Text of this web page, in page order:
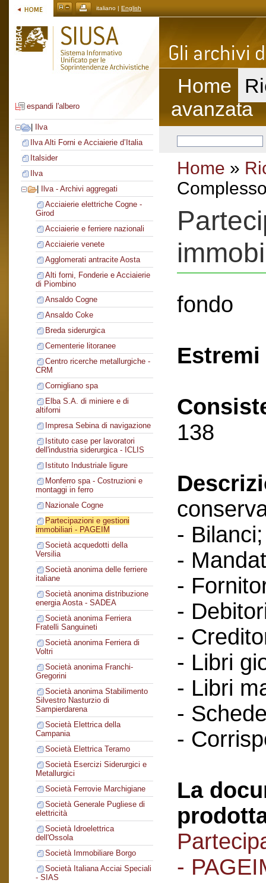
italiano | English
espandi l'albero
Ilva
Ilva Alti Forni e Acciaierie d’Italia
Italsider
Ilva
Ilva - Archivi aggregati
Acciaierie elettriche Cogne -
Girod
Acciaierie e ferriere nazionali
Acciaierie venete
Agglomerati antracite Aosta
Alti forni, Fonderie e Acciaierie
di Piombino
Ansaldo Cogne
Ansaldo Coke
Breda siderurgica
Cementerie litoranee
Centro ricerche metallurgiche -
CRM
Cornigliano spa
Elba S.A. di miniere e di
altiforni
Impresa Sebina di navigazione
Istituto case per lavoratori
dell'industria siderurgica - ICLIS
Istituto Industriale ligure
Monferro spa - Costruzioni e
montaggi in ferro
Nazionale Cogne
Partecipazioni e gestioni
immobiliari - PAGEIM
Società acquedotti della
Versilia
Società anonima delle ferriere
italiane
Società anonima distribuzione
energia Aosta - SADEA
Società anonima Ferriera
Fratelli Sanguineti
Società anonima Ferriera di
Voltri
Società anonima Franchi-
Gregorini
Società anonima Stabilimento
Silvestro Nasturzio di
Sampierdarena
Società Elettrica della
Campania
Società Elettrica Teramo
Società Esercizi Siderurgici e
Metallurgici
Società Ferrovie Marchigiane
Società Generale Pugliese di
elettricità
Società Idroelettrica
dell'Ossola
Società Immobiliare Borgo
Società Italiana Acciai Speciali
- SIAS
Home
avanzata
Home »
fondo
138
- Bilanci;
-
-
-
-
- Libri
- Libri
-
-
La
-